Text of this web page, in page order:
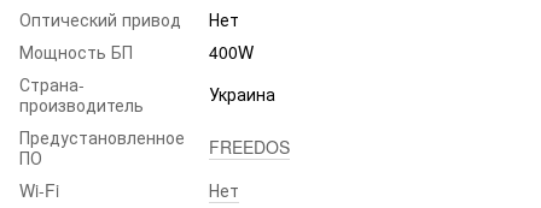
Оптический привод
Нет
Мощность БП
400W
Страна-
производитель
Украина
Предустановленное
ПО
FREEDOS
Wi-Fi
Нет